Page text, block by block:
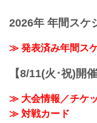
2026年 年間スケ
≫ 発表済み年間ス
【8/11(火･祝)開
≫ 大会情報／チケ
≫ 対戦カード